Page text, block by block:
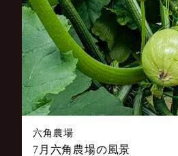
六角農場
7月六角農場の風景